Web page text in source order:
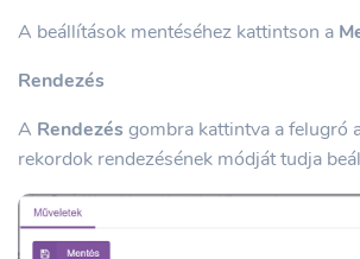
A beállítások mentéséhez kattintson a
Rendezés
A Rendezés gombra kattintva a felugró
rekordok rendezésének módját tudja